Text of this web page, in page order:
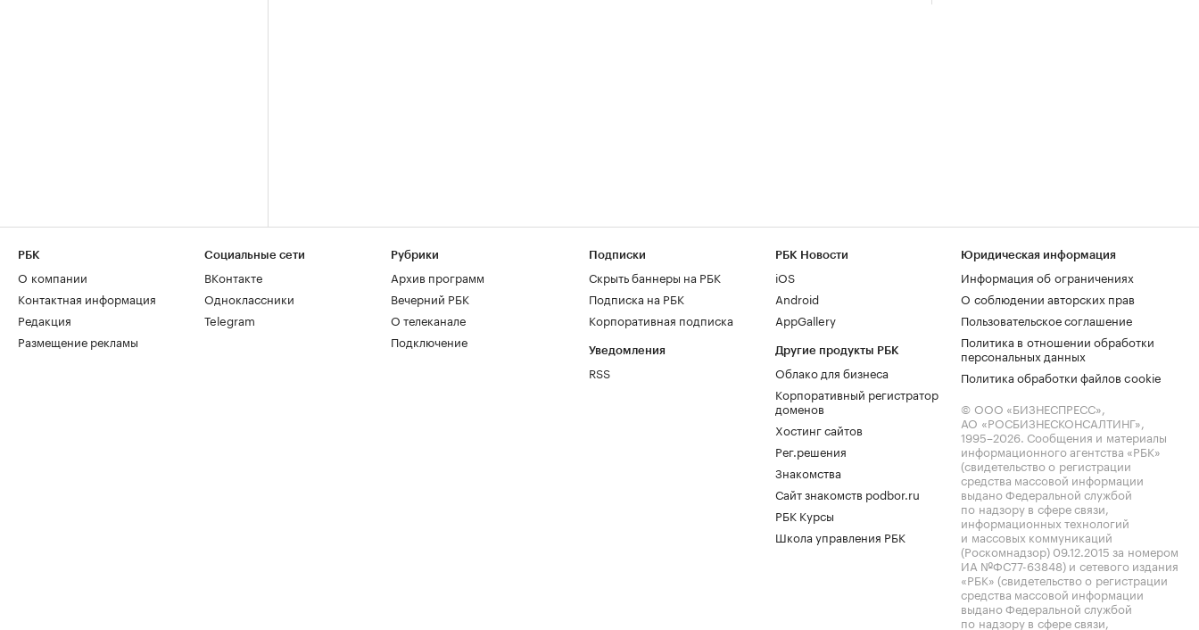
РБК
О компании
Контактная информация
Редакция
Размещение рекламы
Социальные сети
ВКонтакте
Одноклассники
Telegram
Рубрики
Архив программ
Вечерний РБК
О телеканале
Подключение
Подписки
Скрыть баннеры на РБК
Подписка на РБК
Корпоративная подписка
Уведомления
RSS
РБК Новости
iOS
Android
AppGallery
Другие продукты РБК
Облако для бизнеса
Корпоративный регистратор
доменов
Хостинг сайтов
Рег.решения
Знакомства
Сайт знакомств podbor.ru
РБК Курсы
Школа управления РБК
Юридическая информация
Информация об ограничениях
О соблюдении авторских прав
Пользовательское соглашение
Политика в отношении обработки
персональных данных
Политика обработки файлов cookie
© ООО «БИЗНЕСПРЕСС»,
АО «РОСБИЗНЕСКОНСАЛТИНГ»,
1995–2026. Сообщения и материалы
информационного агентства «РБК»
(свидетельство о регистрации
средства массовой информации
выдано Федеральной службой
по надзору в сфере связи,
информационных технологий
и массовых коммуникаций
(Роскомнадзор) 09.12.2015 за номером
ИА №ФС77-63848) и сетевого издания
«РБК» (свидетельство о регистрации
средства массовой информации
выдано Федеральной службой
по надзору в сфере связи,